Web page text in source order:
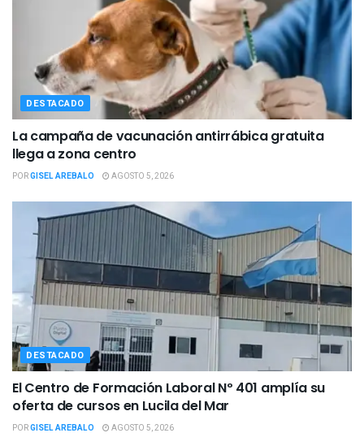
DESTACADO
La campaña de vacunación antirrábica gratuita
llega a zona centro
PORGISEL AREBALO AGOSTO 5, 2026
DESTACADO
El Centro de Formación Laboral Nº 401 amplía su
oferta de cursos en Lucila del Mar
PORGISEL AREBALO AGOSTO 5, 2026